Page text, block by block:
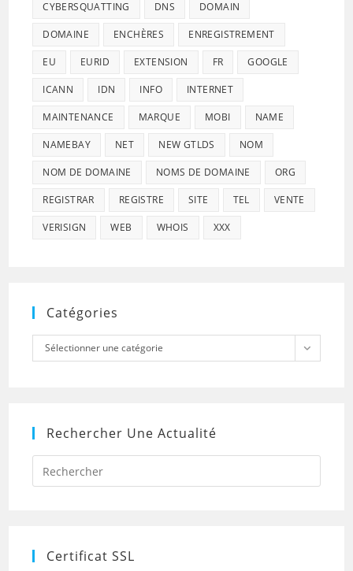
CYBERSQUATTING DNS DOMAIN
DOMAINE ENCHÈRES ENREGISTREMENT
EU EURID EXTENSION FR GOOGLE
ICANN IDN INFO INTERNET
MAINTENANCE MARQUE MOBI NAME
NAMEBAY NET NEW GTLDS NOM
NOM DE DOMAINE NOMS DE DOMAINE ORG
REGISTRAR REGISTRE SITE TEL VENTE
VERISIGN WEB WHOIS XXX
Catégories
Catégories
Sélectionner une catégorie
Rechercher Une Actualité
Press
to
Certificat SSL